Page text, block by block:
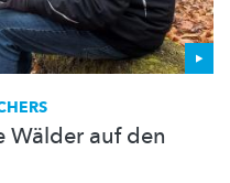
Wälder auf den